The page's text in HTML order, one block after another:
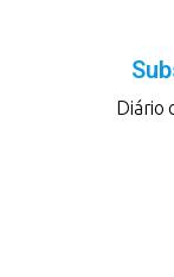
Diário